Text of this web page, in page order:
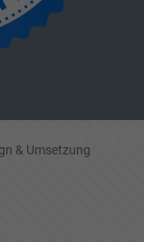
& Umsetzung